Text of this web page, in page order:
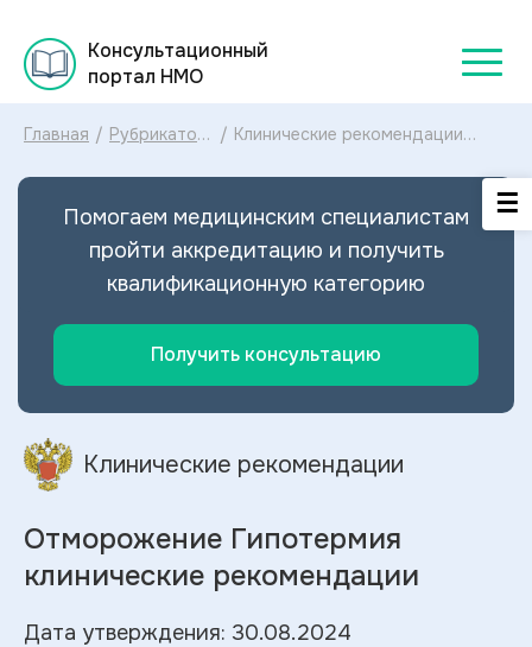
Консультационный
портал НМО
Главная / Рубрикатор
рекомендаций
/ Клинические рекомендации
МКБ-10: диагностика и лечение
Отморожения Гипотермии 2024
Помогаем медицинским специалистам
пройти аккредитацию и получить
квалификационную категорию
Получить консультацию
Клинические рекомендации
Отморожение Гипотермия
клинические рекомендации
Дата утверждения: 30.08.2024